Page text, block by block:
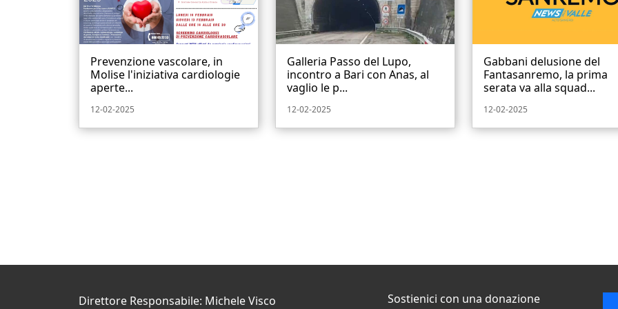
Prevenzione vascolare, in
Molise l'iniziativa cardiologie
aperte...
12-02-2025
Galleria Passo del Lupo,
incontro a Bari con Anas, al
vaglio le p...
12-02-2025
Gabbani delusione del
Fantasanremo, la prima
serata va alla squad...
12-02-2025
Direttore Responsabile: Michele Visco Sostienici con una donazione